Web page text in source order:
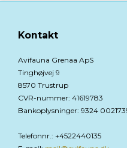
Kontakt
Avifauna Grenaa ApS
Tinghøjvej 9
8570 Trustrup
CVR-nummer: 41619783
Bankoplysninger: 9324
Telefonnr. : +4522440135